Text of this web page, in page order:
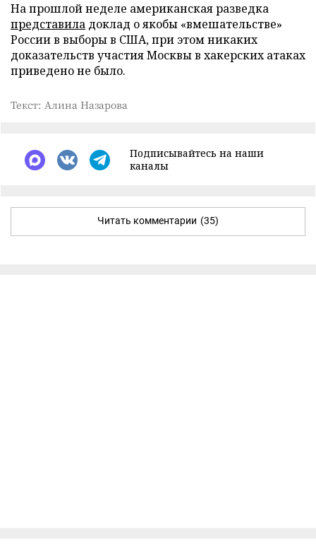
На прошлой неделе американская разведка
представила доклад о якобы «вмешательстве»
России в выборы в США, при этом никаких
доказательств участия Москвы в хакерских атаках
приведено не было.
Текст: Алина Назарова
Подписывайтесь на наши
каналы
Читать комментарии (35)